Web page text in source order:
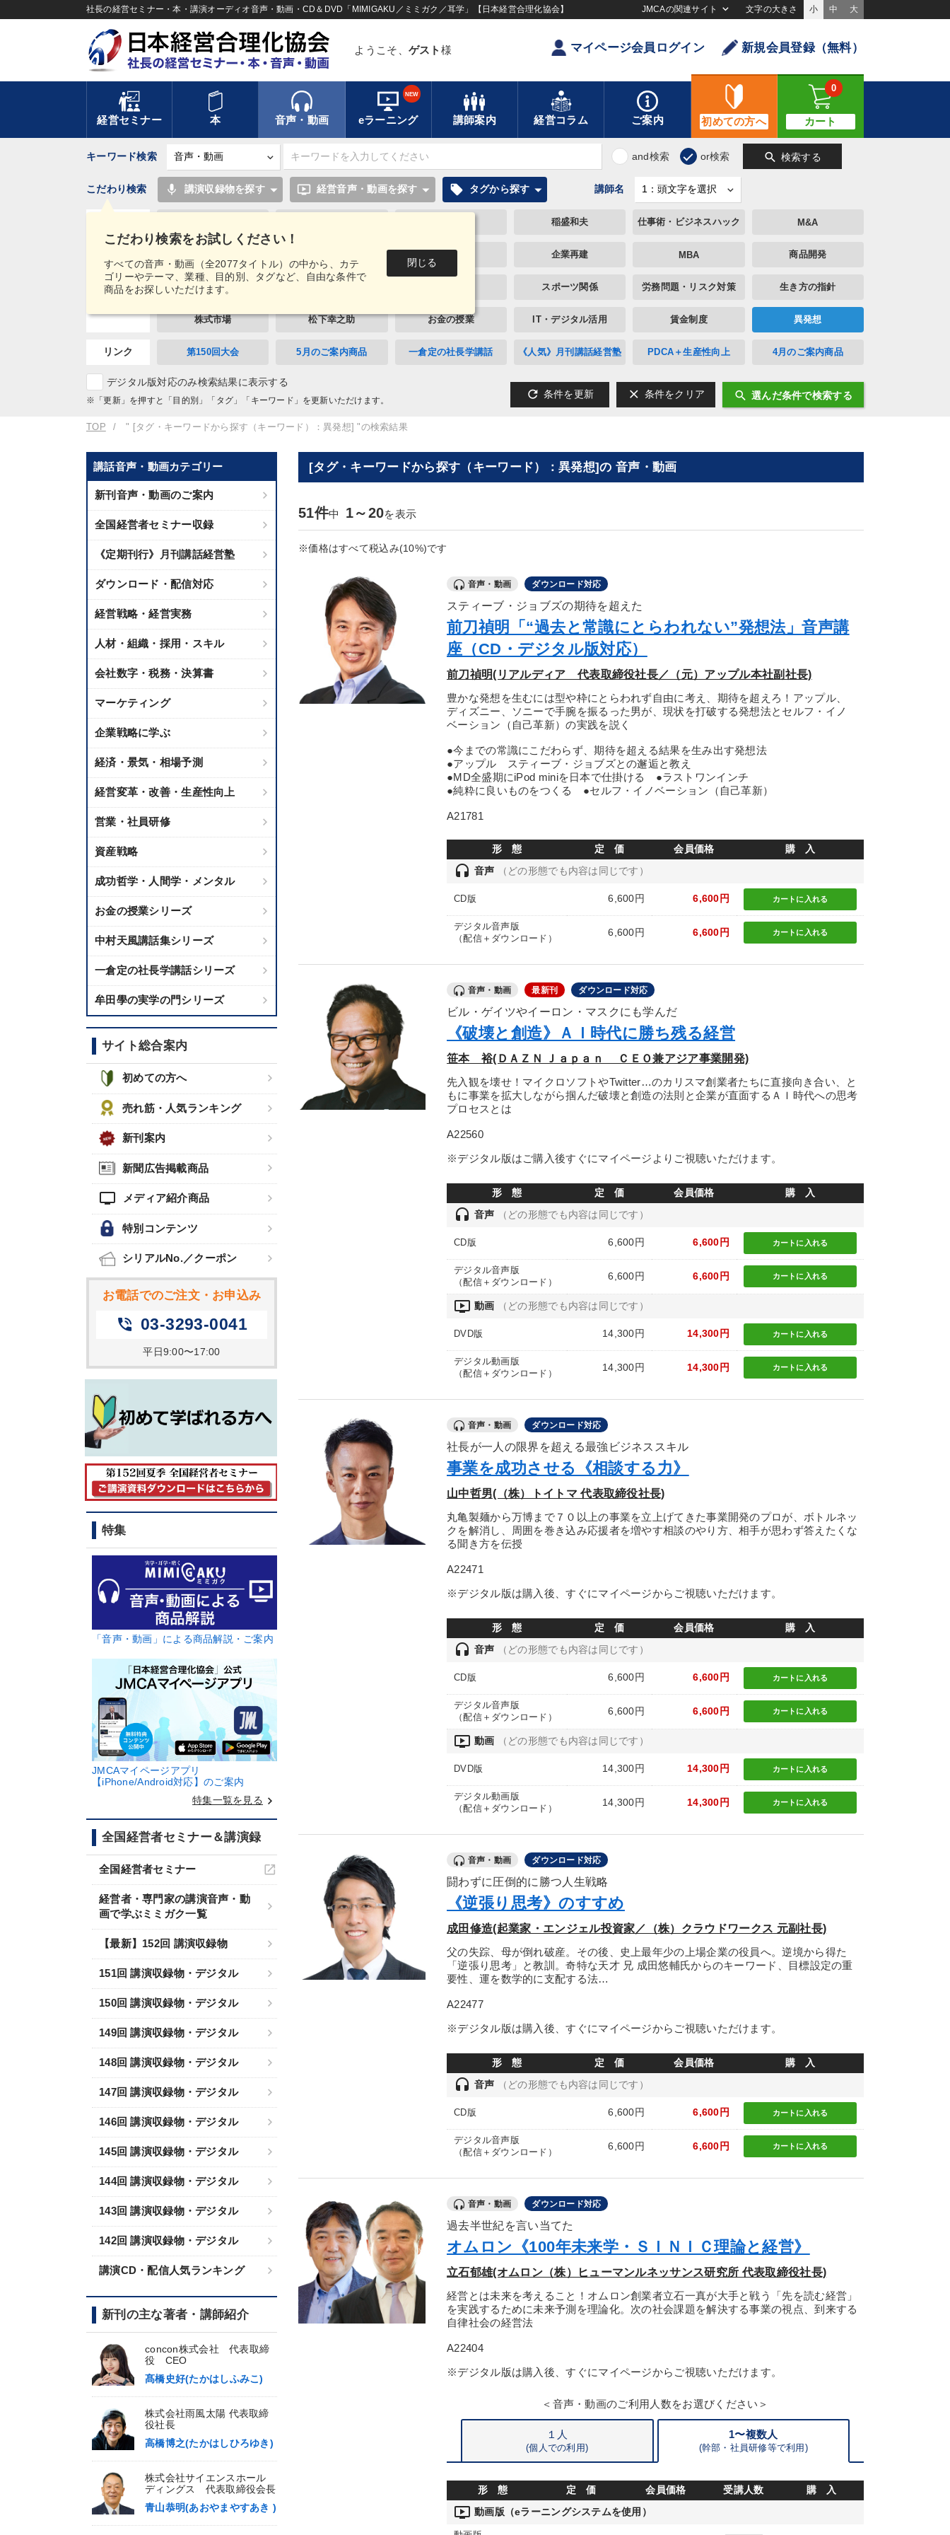
社長の経営セミナー・本・講演オーディオ音声・動画・CD＆DVD「MIMIGAKU／ミミガク／耳学」【日本経営合理化協会】 JMCAの関連サイト 文字の大きさ 小 中 大
ようこそ、 ゲスト 様 マイページ会員ログイン 新規会員登録（無料）
経営セミナー 本 音声・動画 eラーニング
NEW
講師案内 経営コラム ご案内 初めての方へ カート
0
キーワード検索 and検索 or検索 search 検索する
こだわり検索をお試しください！
すべての音声・動画（全2077タイトル）の中から、カテ
ゴリーやテーマ、業種、目的別、タグなど、自由な条件で
商品をお探しいただけます。
閉じる
こだわり検索 mic 講演収録物を探す ondemand_video 経営音声・動画を探す local_offer タグから探す 講師名
タグ・
キーワード
稲盛和夫 仕事術・ビジネスハック M&A
推薦 企業再建 MBA 商品開発
いい会社 スポーツ関係 労務問題・リスク対策 生き方の指針
株式市場 松下幸之助 お金の授業 IT・デジタル活用 賃金制度 異発想
リンク 第150回大会 5月のご案内商品 一倉定の社長学講話 《人気》月刊講話経営塾 PDCA＋生産性向上 4月のご案内商品
デジタル版対応のみ検索結果に表示する
※「更新」を押すと「目的別」「タグ」「キーワード」を更新いただけます。 refresh 条件を更新 clear 条件をクリア search 選んだ条件で検索する
TOP " [タグ・キーワードから探す（キーワード）：異発想] "の検索結果
講話音声・動画カテゴリー
新刊音声・動画のご案内
全国経営者セミナー収録
《定期刊行》月刊講話経営塾
ダウンロード・配信対応
経営戦略・経営実務
人材・組織・採用・スキル
会社数字・税務・決算書
マーケティング
企業戦略に学ぶ
経済・景気・相場予測
経営変革・改善・生産性向上
営業・社員研修
資産戦略
成功哲学・人間学・メンタル
お金の授業シリーズ
中村天風講話集シリーズ
一倉定の社長学講話シリーズ
牟田學の実学の門シリーズ
サイト総合案内
初めての方へ
売れ筋・人気ランキング
新刊案内
新聞広告掲載商品
tv メディア紹介商品
特別コンテンツ
シリアルNo.／クーポン
お電話でのご注文・お申込み
phone_in_talk 03-3293-0041
平日9:00〜17:00
特集
「音声・動画」による商品解説・ご案内
JMCAマイページアプリ
【iPhone/Android対応】のご案内
特集一覧を見る keyboard_arrow_right
全国経営者セミナー＆講演録
全国経営者セミナー
経営者・専門家の講演音声・動
画で学ぶミミガク一覧
【最新】152回 講演収録物
151回 講演収録物・デジタル
150回 講演収録物・デジタル
149回 講演収録物・デジタル
148回 講演収録物・デジタル
147回 講演収録物・デジタル
146回 講演収録物・デジタル
145回 講演収録物・デジタル
144回 講演収録物・デジタル
143回 講演収録物・デジタル
142回 講演収録物・デジタル
講演CD・配信人気ランキング
新刊の主な著者・講師紹介
concon株式会社 代表取締
役 CEO
髙橋史好(たかはしふみこ)
株式会社雨風太陽 代表取締
役社長
高橋博之(たかはしひろゆき)
株式会社サイエンスホール
ディングス 代表取締役会長
青山恭明(あおやまやすあき )
[タグ・キーワードから探す（キーワード）：異発想]の 音声・動画
51件中 1～20を表示
※価格はすべて税込み(10%)です
音声・動画 ダウンロード対応
スティーブ・ジョブズの期待を超えた
前刀禎明「“過去と常識にとらわれない”発想法」音声講
座（CD・デジタル版対応）
前刀禎明(リアルディア 代表取締役社長／（元）アップル本社副社長)
豊かな発想を生むには型や枠にとらわれず自由に考え、期待を超えろ！アップル、
ディズニー、ソニーで手腕を振るった男が、現状を打破する発想法とセルフ・イノ
ベーション（自己革新）の実践を説く
●今までの常識にこだわらず、期待を超える結果を生み出す発想法
●アップル スティーブ・ジョブズとの邂逅と教え
●MD全盛期にiPod miniを日本で仕掛ける ●ラストワンインチ
●純粋に良いものをつくる ●セルフ・イノベーション（自己革新）
A21781
形 態 定 価 会員価格 購 入
headset 音声 （どの形態でも内容は同じです）
CD版 6,600円 6,600円 カートに 入れる
デジタル音声版
（配信＋ダウンロード）
6,600円 6,600円 カートに 入れる
音声・動画 最新刊 ダウンロード対応
ビル・ゲイツやイーロン・マスクにも学んだ
《破壊と創造》ＡＩ時代に勝ち残る経営
笹本 裕(ＤＡＺＮ Ｊａｐａｎ ＣＥＯ兼アジア事業開発)
先入観を壊せ！マイクロソフトやTwitter…のカリスマ創業者たちに直接向き合い、と
もに事業を拡大しながら掴んだ破壊と創造の法則と企業が直面するＡＩ時代への思考
プロセスとは
A22560
※デジタル版はご購入後すぐにマイページよりご視聴いただけます。
形 態 定 価 会員価格 購 入
headset 音声 （どの形態でも内容は同じです）
CD版 6,600円 6,600円 カートに 入れる
デジタル音声版
（配信＋ダウンロード）
6,600円 6,600円 カートに 入れる
ondemand_video 動画 （どの形態でも内容は同じです）
DVD版 14,300円 14,300円 カートに 入れる
デジタル動画版
（配信＋ダウンロード）
14,300円 14,300円 カートに 入れる
音声・動画 ダウンロード対応
社長が一人の限界を超える最強ビジネススキル
事業を成功させる《相談する力》
山中哲男(（株）トイトマ 代表取締役社長)
丸亀製麺から万博まで７０以上の事業を立上げてきた事業開発のプロが、ボトルネッ
クを解消し、周囲を巻き込み応援者を増やす相談のやり方、相手が思わず答えたくな
る聞き方を伝授
A22471
※デジタル版は購入後、すぐにマイページからご視聴いただけます。
形 態 定 価 会員価格 購 入
headset 音声 （どの形態でも内容は同じです）
CD版 6,600円 6,600円 カートに 入れる
デジタル音声版
（配信＋ダウンロード）
6,600円 6,600円 カートに 入れる
ondemand_video 動画 （どの形態でも内容は同じです）
DVD版 14,300円 14,300円 カートに 入れる
デジタル動画版
（配信＋ダウンロード）
14,300円 14,300円 カートに 入れる
音声・動画 ダウンロード対応
闘わずに圧倒的に勝つ人生戦略
《逆張り思考》のすすめ
成田修造(起業家・エンジェル投資家／（株）クラウドワークス 元副社長)
父の失踪、母が倒れ破産。その後、史上最年少の上場企業の役員へ。逆境から得た
「逆張り思考」と教訓。奇特な天才 兄 成田悠輔氏からのキーワード、目標設定の重
要性、運を数学的に支配する法…
A22477
※デジタル版は購入後、すぐにマイページからご視聴いただけます。
形 態 定 価 会員価格 購 入
headset 音声 （どの形態でも内容は同じです）
CD版 6,600円 6,600円 カートに 入れる
デジタル音声版
（配信＋ダウンロード）
6,600円 6,600円 カートに 入れる
音声・動画 ダウンロード対応
過去半世紀を言い当てた
オムロン《100年未来学・ＳＩＮＩＣ理論と経営》
立石郁雄(オムロン（株）ヒューマンルネッサンス研究所 代表取締役社長)
経営とは未来を考えること！オムロン創業者立石一真が大手と戦う「先を読む経営」
を実践するために未来予測を理論化。次の社会課題を解決する事業の視点、到来する
自律社会の経営法
A22404
※デジタル版は購入後、すぐにマイページからご視聴いただけます。
＜音声・動画のご利用人数をお選びください＞
１人
(個人での利用)
1〜複数人
(幹部・ 社員研修等で利用)
形 態 定 価 会員価格 受講人数 購 入
ondemand_video 動画版（eラーニングシステムを使用）